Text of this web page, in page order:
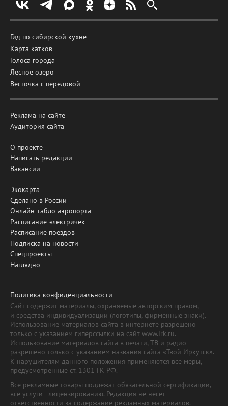
Гид по сибирской кухне
Карта катков
Голоса города
Лесное озеро
Весточка с передовой
Реклама на сайте
Аудитория сайта
О проекте
Написать редакции
Вакансии
Экокарта
Сделано в России
Онлайн-табло аэропорта
Расписание электричек
Расписание поездов
Подписка на новости
Спецпроекты
Наглядно
Политика конфиденциальности
Сайт содержит материалы, охраняемые авторским правом,
и средства индивидуализации (логотипы, фирменные знаки).
Использование материалов сайта в интернете разрешено
только с указанием гиперссылки на сайт www.irk.ru.
Использование материалов сайта в печати, ТВ и радио
разрешено только с указанием названия сайта «Твой Иркутск».
К нарушителям данного положения применяются все меры,
предусмотренные ст. 1301 ГК РФ.
Все рекламные товары подлежат обязательной сертификации,
все услуги - лицензированию. Редакция не несет
ответственности за содержание рекламных материалов.